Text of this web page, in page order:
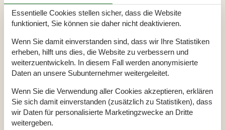
Aktivitäten
Angelmöglichkeit, Meer
Warmes und kaltes Wasser
Diverse
Alternative Heizung, Wärmepumpe
Anzahl kostenloser Kinder (<4 Jahre) 1
Anzahl Sonnenliegen 3
Baujahr
1973
Baumaterial: Holz
Blick ins Grüne
Essentielle Cookies stellen sicher, dass die Website
funktioniert, Sie können sie daher nicht deaktivieren.
Wenn Sie damit einverstanden sind, dass wir Ihre Statistiken
erheben, hilft uns dies, die Website zu verbessern und
weiterzuentwickeln. In diesem Fall werden anonymisierte
Daten an unsere Subunternehmer weitergeleitet.
Wenn Sie die Verwendung aller Cookies akzeptieren, erklären
Sie sich damit einverstanden (zusätzlich zu Statistiken), dass
wir Daten für personalisierte Marketingzwecke an Dritte
weitergeben.